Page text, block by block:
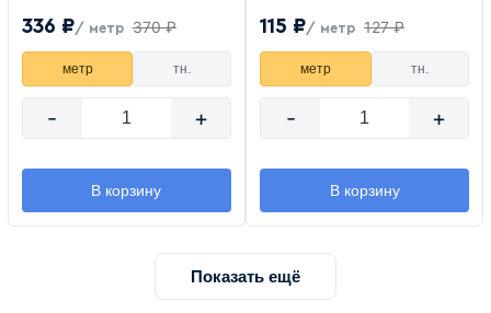
336 ₽/ метр 370 ₽
метр тн.
- +
В корзину
115 ₽/ метр 127 ₽
метр тн.
- +
В корзину
Показать ещё